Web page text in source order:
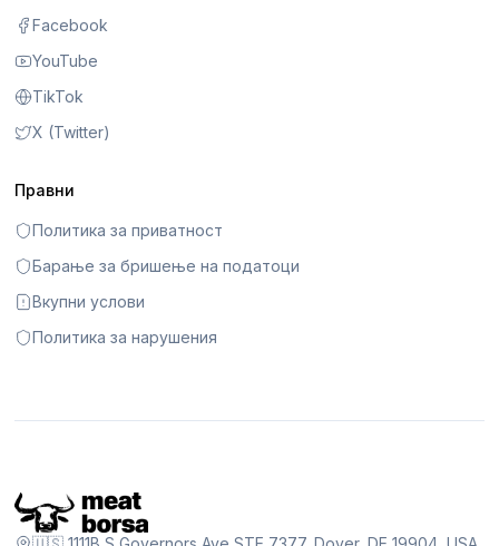
Facebook
YouTube
TikTok
X (Twitter)
Правни
Политика за приватност
Барање за бришење на податоци
Вкупни услови
Политика за нарушения